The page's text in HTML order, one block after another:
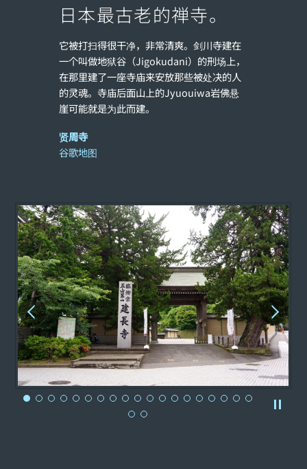
日本最古老的禅寺。
它被打扫得很干净，非常清爽。剑川寺建在
一个叫做地狱谷（Jigokudani）的刑场上，
在那里建了一座寺庙来安放那些被处决的人
的灵魂。寺庙后面山上的Jyuouiwa岩佛悬
崖可能就是为此而建。
贤周寺
谷歌地图